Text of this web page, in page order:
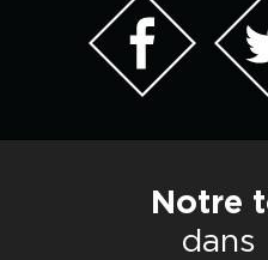
Notre
dans